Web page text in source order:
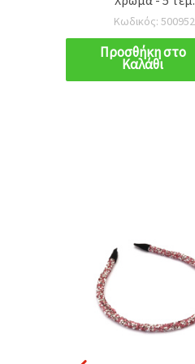
Κωδικός: 500952
Προσθήκη στο
Καλάθι